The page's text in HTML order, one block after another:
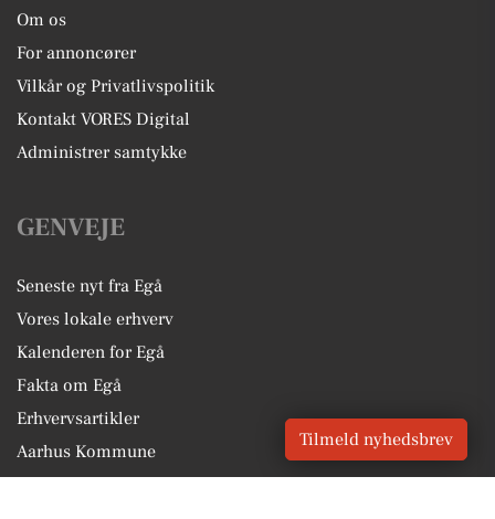
Om os
For annoncører
Vilkår og Privatlivspolitik
Kontakt VORES Digital
Administrer samtykke
GENVEJE
Seneste nyt fra Egå
Vores lokale erhverv
Kalenderen for Egå
Fakta om Egå
Erhvervsartikler
Aarhus Kommune
Tilmeld nyhedsbrev